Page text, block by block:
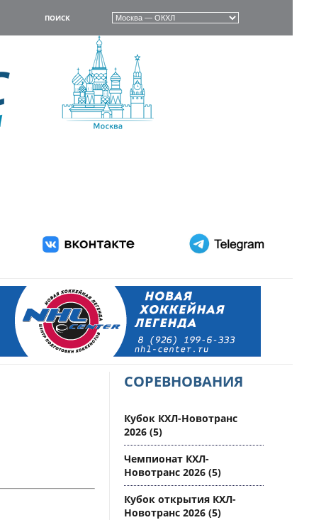
ПОИСК
СОРЕВНОВАНИЯ
Кубок КХЛ-Новотранс
2026 (5)
Чемпионат КХЛ-
Новотранс 2026 (5)
Кубок открытия КХЛ-
Новотранс 2026 (5)